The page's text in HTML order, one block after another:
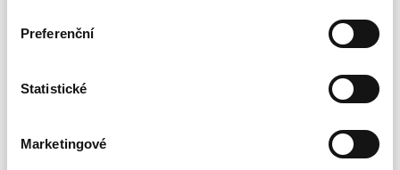
Preferenční
Statistické
Marketingové